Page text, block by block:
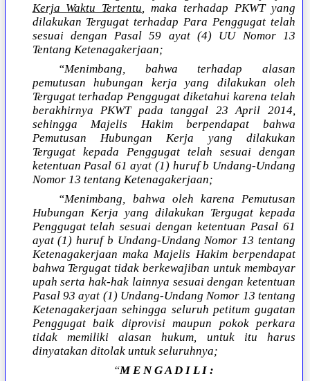
Kerja Waktu Tertentu, maka terhadap PKWT yang
dilakukan Tergugat terhadap Para Penggugat telah
sesuai dengan Pasal 59 ayat (4) UU Nomor 13
Tentang Ketenagakerjaan;
“Menimbang, bahwa terhadap alasan
pemutusan hubungan kerja yang dilakukan oleh
Tergugat terhadap Penggugat diketahui karena telah
berakhirnya PKWT pada tanggal 23 April 2014,
sehingga Majelis Hakim berpendapat bahwa
Pemutusan Hubungan Kerja yang dilakukan
Tergugat kepada Penggugat telah sesuai dengan
ketentuan Pasal 61 ayat (1) huruf b Undang-Undang
Nomor 13 tentang Ketenagakerjaan;
“Menimbang, bahwa oleh karena Pemutusan
Hubungan Kerja yang dilakukan Tergugat kepada
Penggugat telah sesuai dengan ketentuan Pasal 61
ayat (1) huruf b Undang-Undang Nomor 13 tentang
Ketenagakerjaan maka Majelis Hakim berpendapat
bahwa Tergugat tidak berkewajiban untuk membayar
upah serta hak-hak lainnya sesuai dengan ketentuan
Pasal 93 ayat (1) Undang-Undang Nomor 13 tentang
Ketenagakerjaan sehingga seluruh petitum gugatan
Penggugat baik diprovisi maupun pokok perkara
tidak memiliki alasan hukum, untuk itu harus
dinyatakan ditolak untuk seluruhnya;
“M E N G A D I L I :